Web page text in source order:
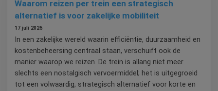
Waarom reizen per trein een strategisch
alternatief is voor zakelijke mobiliteit
17 juli 2026
In een zakelijke wereld waarin efficiëntie, duurzaamheid en
kostenbeheersing centraal staan, verschuift ook de
manier waarop we reizen. De trein is allang niet meer
slechts een nostalgisch vervoermiddel; het is uitgegroeid
tot een volwaardig, strategisch alternatief voor korte en